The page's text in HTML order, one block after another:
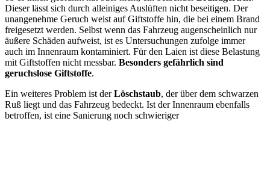
Dieser lässt sich durch alleiniges Auslüften nicht beseitigen. Der
unangenehme Geruch weist auf Giftstoffe hin, die bei einem Brand
freigesetzt werden. Selbst wenn das Fahrzeug augenscheinlich nur
äußere Schäden aufweist, ist es Untersuchungen zufolge immer
auch im Innenraum kontaminiert. Für den Laien ist diese Belastung
mit Giftstoffen nicht messbar. Besonders gefährlich sind
geruchslose Giftstoffe.
Ein weiteres Problem ist derLöschstaub, der über dem schwarzen
Ruß liegt und das Fahrzeug bedeckt. Ist der Innenraum ebenfalls
betroffen, ist eine Sanierung noch schwieriger